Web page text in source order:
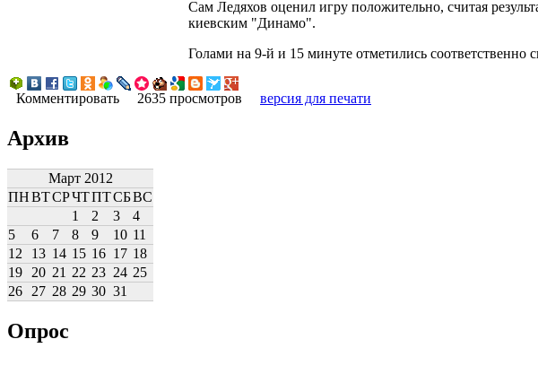
Сам Ледяхов оценил игру положительно, считая
киевским "Динамо".
Голами на 9-й и 15 минуте отметились
Комментировать 2635 просмотров версия для печати
Архив
Март 2012
ПНВТСРЧТПТСБВС
1
2 3
4
5
6 7 8 9 10 11
12
13 14 15 16 17 18
19
20 21 22 23 24 25
26
27 28 29 30 31
Опрос